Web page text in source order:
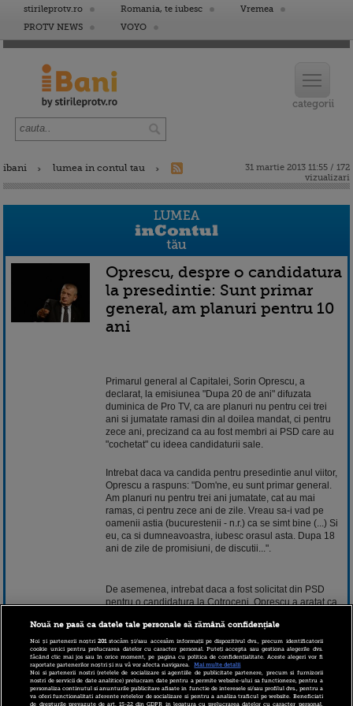
stirileprotv.ro Romania, te iubesc
Vremea
PROTV NEWS
VOYO
ibani lumea in contul tau
31 martie 2013 11:55 / 172
vizualizari
Oprescu, despre o candidatura
la presedintie: Sunt primar
general, am planuri pentru 10
ani
Primarul general al Capitalei, Sorin Oprescu, a
declarat, la emisiunea "Dupa 20 de ani" difuzata
duminica de Pro TV, ca are planuri nu pentru cei trei
ani si jumatate ramasi din al doilea mandat, ci pentru
zece ani, precizand ca au fost membri ai PSD care au
"cochetat" cu ideea candidaturii sale.
Intrebat daca va candida pentru presedintie anul viitor,
Oprescu a raspuns: "Dom'ne, eu sunt primar general.
Am planuri nu pentru trei ani jumatate, cat au mai
ramas, ci pentru zece ani de zile. Vreau sa-i vad pe
oamenii astia (bucurestenii - n.r.) ca se simt bine (...) Si
eu, ca si dumneavoastra, iubesc orasul asta. Dupa 18
ani de zile de promisiuni, de discutii...".
De asemenea, intrebat daca a fost solicitat din PSD
pentru o candidatura la Cotroceni, Oprescu a aratat ca
ideea inscrierii sale in cursa pentru sefia statului.
"Da, au cochetat cu ideea asta cand ma vedeau. Am
multi prieteni in PSD, am ramas cu vechile prietenii, am
ramas cu oameni la care tin, am ramas cu ceva serios.
Nouă ne pasă ca datele tale personale să rămână confidențiale
Noi și partenerii noștri201stocăm și/sau accesăm informații pe dispozitivul dvs., precum identificatorii
cookie unici pentru prelucrarea datelor cu caracter personal. Puteți accepta sau gestiona alegerile dvs.
făcând clic mai jos sau în orice moment, pe pagina cu politica de confidențialitate. Aceste alegeri vor fi
raportate partenerilor noștri și nu vă vor afecta navigarea.
Mai multe detalii
Noi si partenerii nostri (retelele de socializare si agentiile de publicitate partenere, precum si furnizorii
nostri de servicii de date analitice) prelucram date pentru a permite website-ului sa functioneze, pentru a
personaliza continutul si anunturile publicitare afisate in functie de interesele si/sau profilul dvs., pentru a
va oferi functionalitati aferente retelelor de socializare si pentru a analiza traficul pe website. Beneficiati
de drepturile prevazute de art. 15-22 din GDPR in legatura cu prelucrarea datelor cu caracter personal.